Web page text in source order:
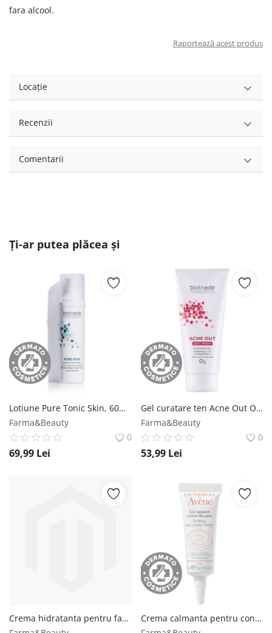
fara alcool.
Raportează acest produs
Locație
Recenzii
Comentarii
Ți-ar putea plăcea și
Lotiune Pure Tonic Skin, 60ml, Biotrade Biotrade
Farma&Beauty
0
69,99 Lei
Gel curatare ten Acne Out Oxy Wash, 200ml, Biotrade Biotrade
Farma&Beauty
0
53,99 Lei
Crema hidratanta pentru fata si corp piele uscata si foarte uscata, 340g, CeraVe CeraVe
Crema calmanta pentru conturul ochilor, 10ml, Avene Essentials Avene